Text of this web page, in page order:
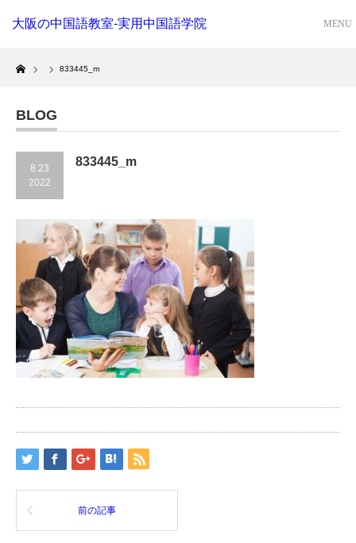
大阪の中国語教室-実用中国語学院
Home
833445_m
BLOG
8.23
2022
833445_m
前の記事